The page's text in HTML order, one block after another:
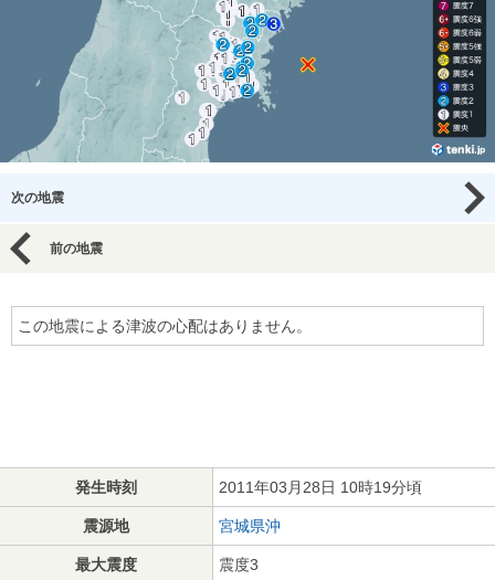
次の地震
前の地震
この地震による津波の心配はありません。
発生時刻 2011年03月28日 10時19分頃
震源地 宮城県沖
最大震度 震度3